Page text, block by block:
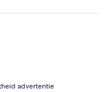
prior to booking and
us.
HomeAway / VRBO or
any credit card fees as
advertentie